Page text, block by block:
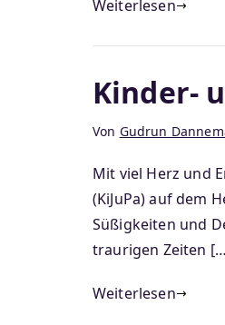
Weiterlesen
Kinder-
Von Gudrun
Mit viel Herz und
(KiJuPa) auf dem
Süßigkeiten und
traurigen Zeiten
Weiterlesen